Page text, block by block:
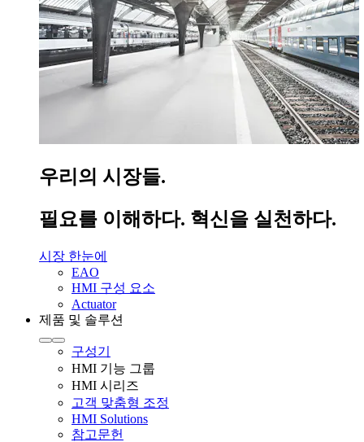
우리의 시장들.
필요를 이해하다. 혁신을 실천하다.
시장 한눈에
EAO
HMI 구성 요소
Actuator
제품 및 솔루션
구성기
HMI 기능 그룹
HMI 시리즈
고객 맞춤형 조정
HMI Solutions
참고문헌